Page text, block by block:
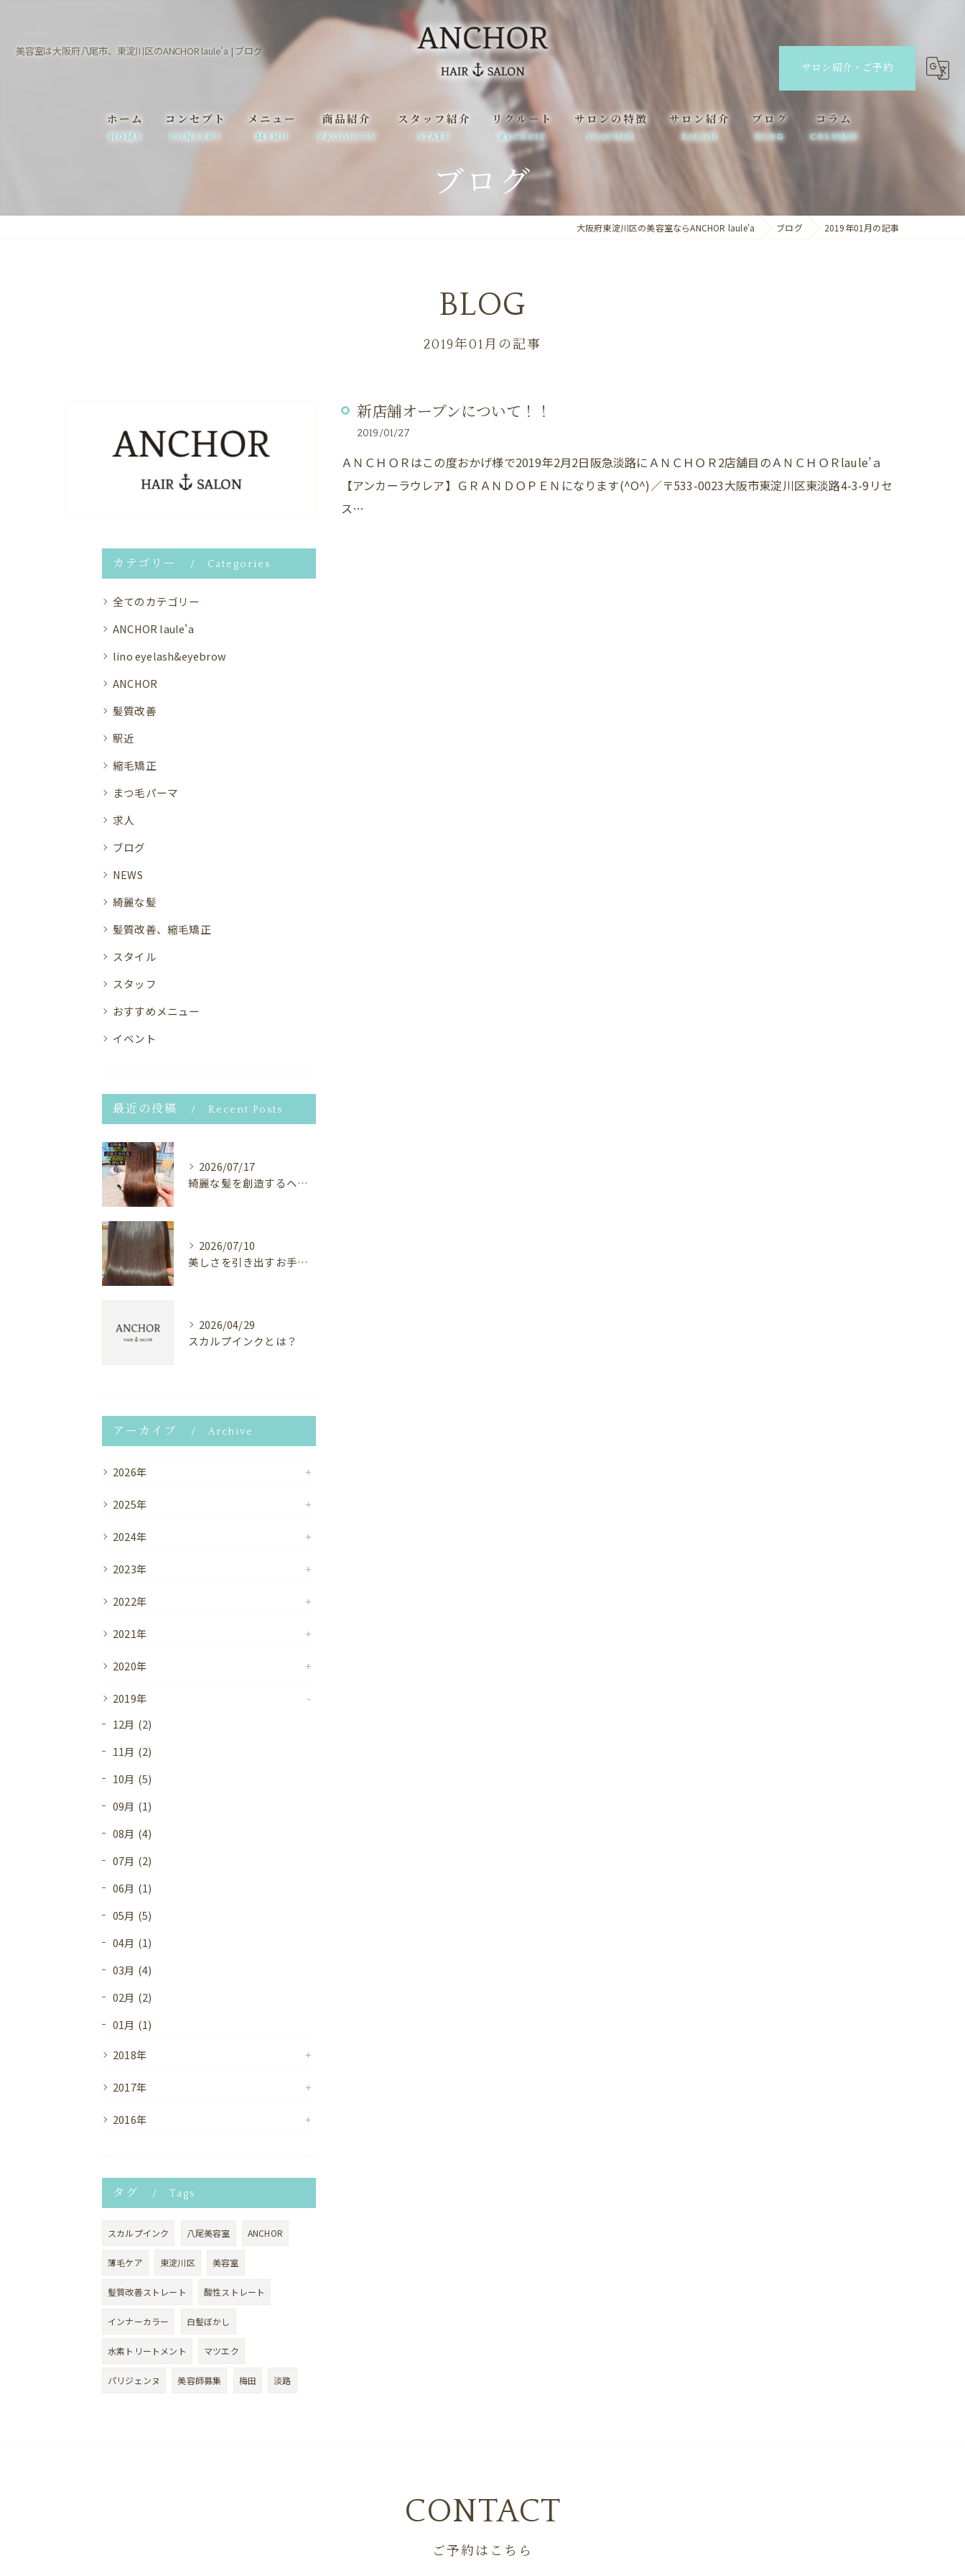
美容室は大阪府八尾市、東淀川区のANCHOR laule'a | ブログ
サロン紹介・ご予約
ホーム
HOME
コンセプト
CONCEPT
メニュー
MENU
商品紹介
PRODUCTS
スタッフ紹介
STAFF
リクルート
RECRUIT
一日の流れ
サロンの特徴
FEATURE
駅近
サロン紹介
SALON
ANCHOR laule'a
ブログ
BLOG
コラム
COLUMN
ブログ
大阪府東淀川区の美容室ならANCHOR laule'a ブログ 2019年01月の記事
BLOG
2019年01月の記事
新店舗オープンについて！！
2019/01/27
ＡＮＣＨＯＲはこの度おかげ様で2019年2月2日阪急淡路にＡＮＣＨＯＲ2店舗目のＡＮＣＨＯＲlaule’ａ
【アンカーラウレア】ＧＲＡＮＤＯＰＥＮになります(^O^)／〒533-0023大阪市東淀川区東淡路4-3-9リセ
ス…
カテゴリー Categories
全てのカテゴリー
ANCHOR laule'a
lino eyelash&eyebrow
ANCHOR
髪質改善
駅近
縮毛矯正
まつ毛パーマ
求人
ブログ
NEWS
綺麗な髪
髪質改善、縮毛矯正
スタイル
スタッフ
おすすめメニュー
イベント
最近の投稿 Recent Posts
2026/07/17
綺麗な髪を創造するヘアサロン⭐︎
2026/07/10
美しさを引き出すお手伝い✨
2026/04/29
スカルプインクとは？
アーカイブ Archive
2026年
2025年
2024年
2023年
2022年
2021年
2020年
2019年
12月 (2)
11月 (2)
10月 (5)
09月 (1)
08月 (4)
07月 (2)
06月 (1)
05月 (5)
04月 (1)
03月 (4)
02月 (2)
01月 (1)
2018年
2017年
2016年
タグ Tags
スカルプインク 八尾美容室 ANCHOR
薄毛ケア 東淀川区 美容室
髪質改善ストレート 酸性ストレート
インナーカラー 白髪ぼかし
水素トリートメント マツエク
パリジェンヌ 美容師募集 梅田 淡路
ご予約はこちら
CONTACT